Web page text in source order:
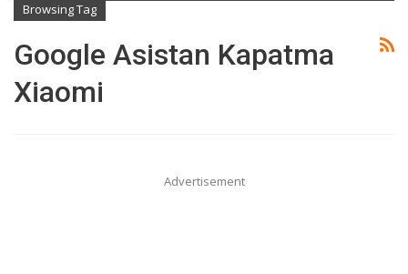
Browsing Tag
Google Asistan Kapatma
Xiaomi
Advertisement